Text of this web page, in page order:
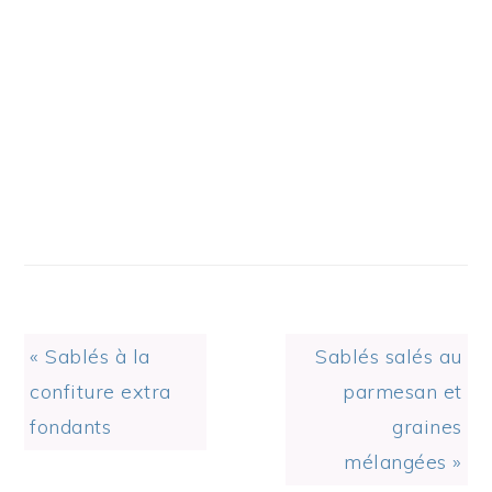
Previous
Post:
« Sablés à la
confiture extra
fondants
Next
Post:
Sablés salés au
parmesan et
graines
mélangées »